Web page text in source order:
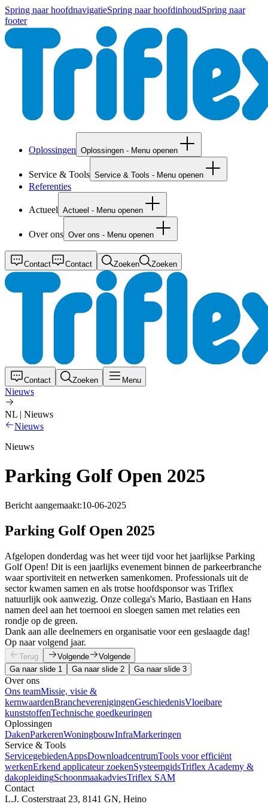
Spring naar hoofdnavigatieSpring naar hoofdinhoudSpring naar
footer
Oplossingen Oplossingen - Menu openen
Service & Tools Service & Tools - Menu openen
Referenties
Actueel Actueel - Menu openen
Over ons Over ons - Menu openen
Contact Contact Zoeken Zoeken
Contact Zoeken Menu
Nieuws
NL | Nieuws
Nieuws
Nieuws
Parking Golf Open 2025
Bericht aangemaakt:10-06-2025
Parking Golf Open 2025
Afgelopen donderdag was het weer tijd voor het jaarlijkse Parking
Golf Open! Dit is een jaarlijks evenement binnen de parkeerbranche
waar sportiviteit en netwerken samenkomen. Professionals uit de
sector kwamen samen en als trotse hoofdsponsor was Triflex
natuurlijk ook aanwezig. Onze collega's Mario, Bastiaan en Hans
namen deel aan het toernooi en sloegen samen met relaties een
rondje op de green.
Dank aan alle deelnemers en organisatie voor een geslaagde dag!
Op naar volgend jaar.
Terug Volgende
Volgende
Ga naar slide 1
Ga naar slide 2 Ga naar slide 3
Over ons
Ons teamMissie, visie &
kernwaardenBrancheverenigingenGeschiedenisVloeibare
kunststoffenTechnische goedkeuringen
Oplossingen
DakenParkerenWoningbouwInfraMarkeringen
Service & Tools
ServicegebiedenAppsDownloadcentrumTools voor efficiënt
werkenErkend applicateur zoekenSysteemgidsTriflex Academy &
dakopleidingSchoonmaakadviesTriflex SAM
Contact
L.J. Costerstraat 23, 8141 GN, Heino